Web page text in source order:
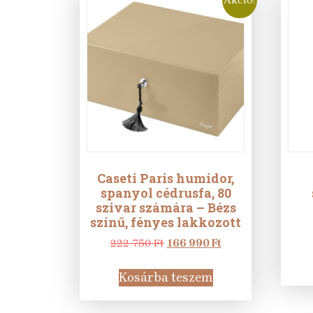
Caseti Paris humidor,
spanyol cédrusfa, 80
szivar számára – Bézs
színű, fényes lakkozott
222 750Ft Original
was:
222
750 Ft.
166 990FtCurrent
990 Ft.
Kosárba teszem